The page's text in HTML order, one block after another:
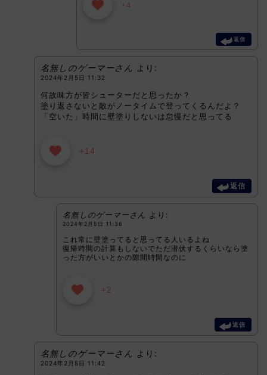
+4
返信
名無しのゲーマーさん より:
2024年2月5日 11:32
何故味方が皆シューターだと思ったか？
塗り返さないと敵がノータイムで登ってくるんだよ？
「空いた」時間に壁塗りしないは怠慢だと思ってる
+14
返信
名無しのゲーマーさん より:
2024年2月5日 11:36
これ常に壁塗ってると思ってる人いるよね
復帰時間の計算もしないでただ潜伏するくらいなら塗
った方がいいとかの隙間時間なのに
+2
返信
名無しのゲーマーさん より:
2024年2月5日 11:42